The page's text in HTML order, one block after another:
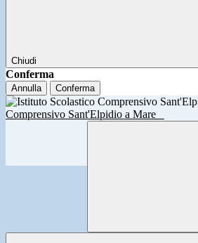
Chiudi
Conferma
Annulla Conferma
Comprensivo Sant'Elpidio a Mare